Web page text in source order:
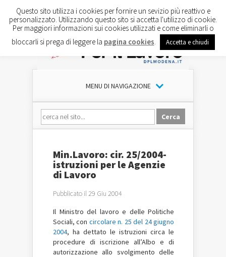
MENU DI NAVIGAZIONE
Min.Lavoro: cir. 25/2004-
istruzioni per le Agenzie
di Lavoro
Pubblicato il 29 Giu 2004
Il Ministro del lavoro e delle Politiche
Sociali, con circolare n. 25 del 24 giugno
2004, ha dettato le istruzioni circa le
procedure di iscrizione all’Albo e di
autorizzazione allo svolgimento delle
Questo sito utilizza i cookies per fornire un sevizio più reattivo e
personalizzato. Utilizzando questo sito si accetta l'utilizzo di cookie.
Per maggiori informazioni sui cookies utilizzati e come eliminarli o
bloccarli si prega di leggere la pagina cookies Accetta e chiudi